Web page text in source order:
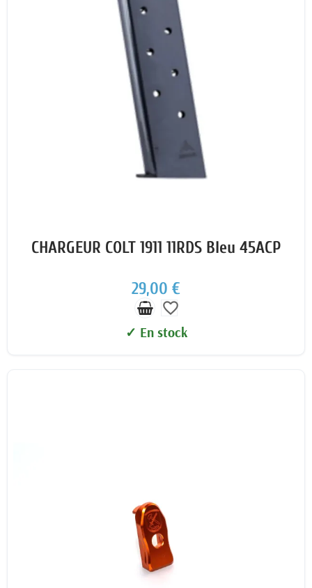
CHARGEUR COLT 1911 11RDS Bleu 45ACP
29,00 €
favorite_border
✓ En stock